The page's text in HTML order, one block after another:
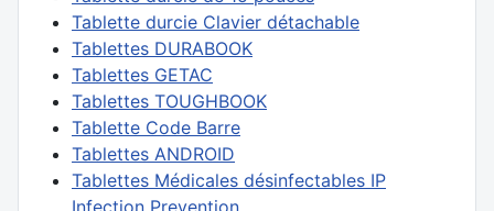
Tablette durcie Clavier détachable
Tablettes DURABOOK
Tablettes GETAC
Tablettes TOUGHBOOK
Tablette Code Barre
Tablettes ANDROID
Tablettes Médicales désinfectables IP
Infection Prevention